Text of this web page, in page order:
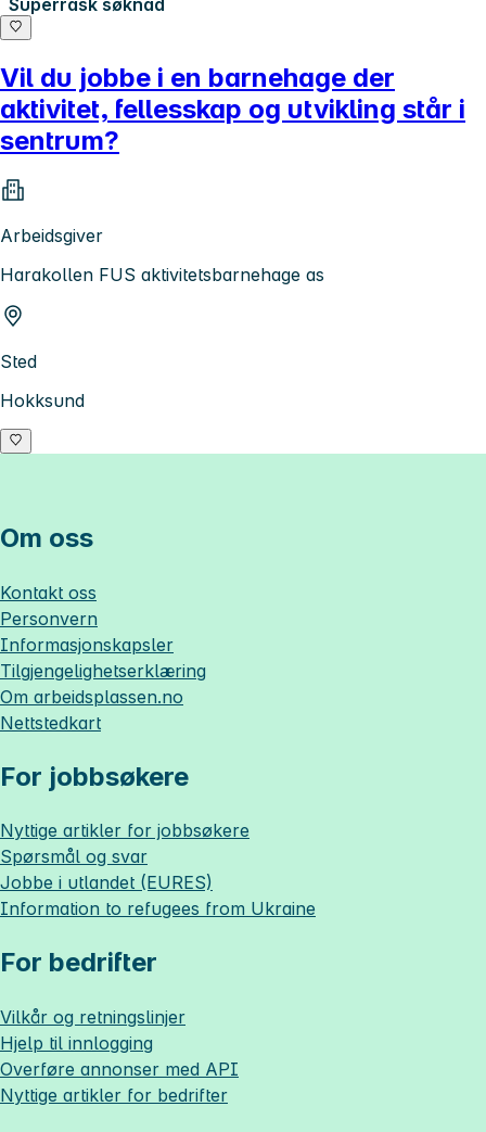
Superrask søknad
Vil du jobbe i en barnehage der
aktivitet, fellesskap og utvikling står i
sentrum?
Arbeidsgiver
Harakollen FUS aktivitetsbarnehage as
Sted
Hokksund
Om oss
Kontakt oss
Personvern
Informasjonskapsler
Tilgjengelighetserklæring
Om arbeidsplassen.no
Nettstedkart
For jobbsøkere
Nyttige artikler for jobbsøkere
Spørsmål og svar
Jobbe i utlandet (EURES)
Information to refugees from Ukraine
For bedrifter
Vilkår og retningslinjer
Hjelp til innlogging
Overføre annonser med API
Nyttige artikler for bedrifter